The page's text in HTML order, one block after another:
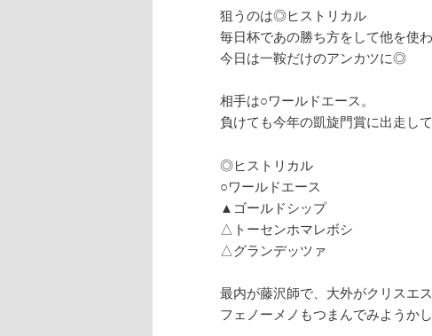
狙うのは◎ヒストリカル
毎日杯であの勝ち方をして他を使
今日は一鞍だけのアンカツに◎
相手は○ワールドエース。
負けても今年の凱旋門賞に出走して
◎ヒストリカル
○ワールドエース
▲ゴールドシップ
△トーセンホマレボシ
△グランデッツァ
最内が藤沢師で、大外がクリスエ
フェノーメノもつまんでみようかし